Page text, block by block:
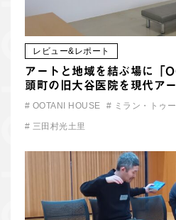
レビュー&レポート
アートと地域を結ぶ場に「
頭町の旧大谷医院を現代ア
# OOTANI HOUSE # ミラン・トゥ
# 三田村光土里